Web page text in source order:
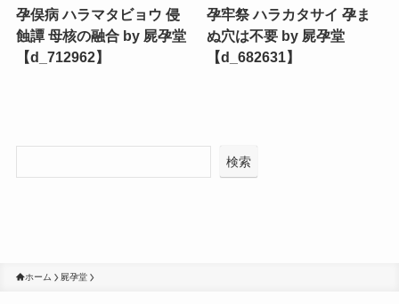
孕俣病 ハラマタビョウ 侵
蝕譚 母核の融合 by 屍孕堂
【d_712962】
孕牢祭 ハラカタサイ 孕ま
ぬ穴は不要 by 屍孕堂
【d_682631】
検索
ホーム 屍孕堂